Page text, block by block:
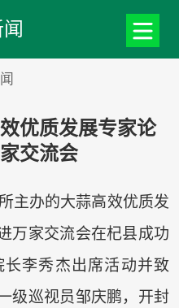
优质发展专家论
交流会
办的大蒜高效优质发
万家交流会在杞县成功
李秀杰出席活动并致
级巡视员邹庆鹏，开封